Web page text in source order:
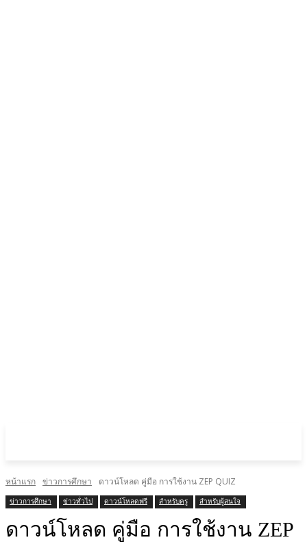
หน้าแรก ข่าวการศึกษา ดาวน์โหลด คู่มือ การใช้งาน ZEP QUIZ
ข่าวการศึกษา ข่าวทั่วไป ดาวน์โหลดฟรี สำหรับครู สำหรับผู้สนใจ
ดาวน์โหลด คู่มือ การใช้งาน ZEP